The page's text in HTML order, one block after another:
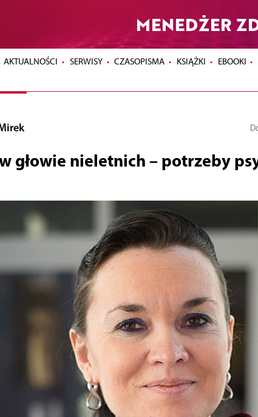
MENEDŻER
AKTUALNOŚCI SERWISY CZASOPISMA KSIĄŻKI EBOOKI
głowie nieletnich – potrzeby